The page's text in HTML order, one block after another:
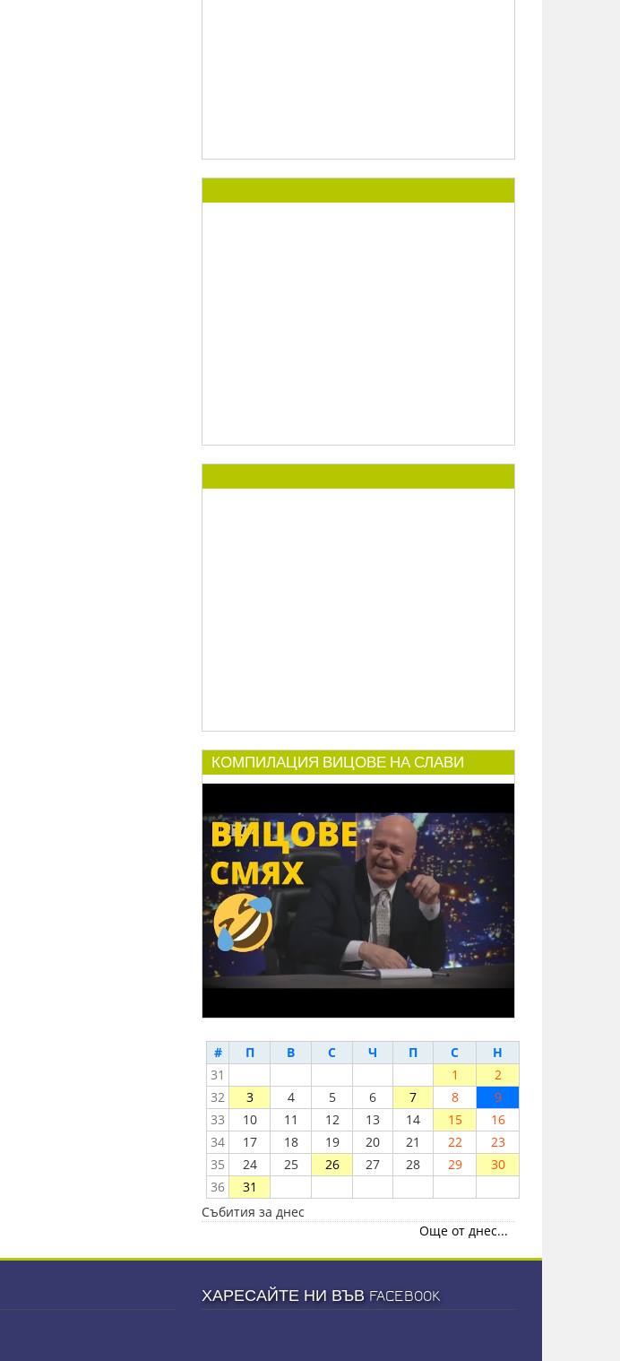
КОМПИЛАЦИЯ ВИЦОВЕ НА СЛАВИ
# П В С Ч П С
Н
31
1
2
32
3 4 5 6 7 8
9
33
10 11 12 13 14 15
16
34
17 18 19 20 21 22
23
35
24 25 26 27 28 29
30
36
31
Събития за днес
Още от днес...
ХАРЕСАЙТЕ НИ ВЪВ FACEBOOK